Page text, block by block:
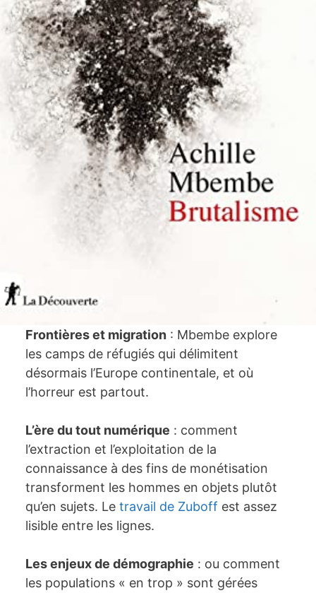
Frontières et migration: Mbembe explore
les camps de réfugiés qui délimitent
désormais l’Europe continentale, et où
l’horreur est partout.
L’ère du tout numérique : comment
l’extraction et l’exploitation de la
connaissance à des fins de monétisation
transforment les hommes en objets plutôt
qu’en sujets. Le travail de Zuboff est assez
lisible entre les lignes.
Les enjeux de démographie : ou comment
les populations « en trop » sont gérées